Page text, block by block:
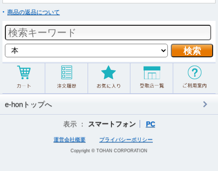
商品の返品について
e-honトップへ
表示 ： スマートフォン PC
運営会社概要 プライバシーポリシー
Copyright © TOHAN CORPORATION